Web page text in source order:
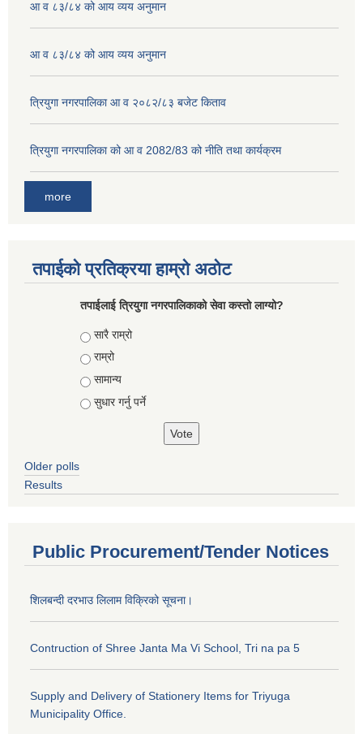
आ व ८३/८४ को आय व्यय अनुमान
आ व ८३/८४ को आय व्यय अनुमान
त्रियुगा नगरपालिका आ व २०८२/८३ बजेट किताव
त्रियुगा नगरपालिका को आ व 2082/83 को नीति तथा कार्यक्रम
more
तपाईको प्रतिक्रया हाम्रो अठोट
तपाईलाई त्रियुगा नगरपालिकाको सेवा कस्तो लाग्यो?
Choices
सारै राम्रो
राम्रो
सामान्य
सुधार गर्नु पर्ने
Older polls
Results
Public Procurement/Tender Notices
शिलबन्दी दरभाउ लिलाम विक्रिको सूचना।
Contruction of Shree Janta Ma Vi School, Tri na pa 5
Supply and Delivery of Stationery Items for Triyuga
Municipality Office.